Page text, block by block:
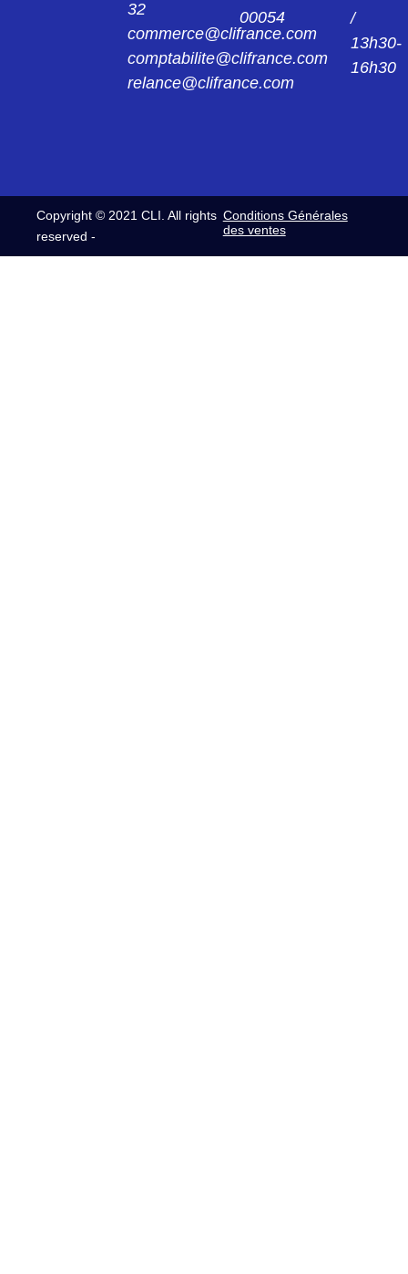
32
commerce@clifrance.com
comptabilite@clifrance.com
relance@clifrance.com
00054
/
13h30-
16h30
Copyright © 2021 CLI. All rights
reserved -
Conditions Générales
des ventes